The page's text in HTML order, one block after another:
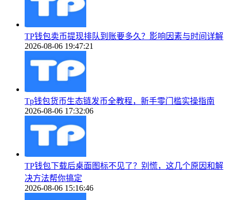
TP钱包卖币提现排队到账要多久？影响因素与时间详解
2026-08-06 19:47:21
Tp钱包货币生态链发币全教程，新手零门槛实操指南
2026-08-06 17:32:06
TP钱包下载后桌面图标不见了？别慌，这几个原因和解
决方法帮你搞定
2026-08-06 15:16:46